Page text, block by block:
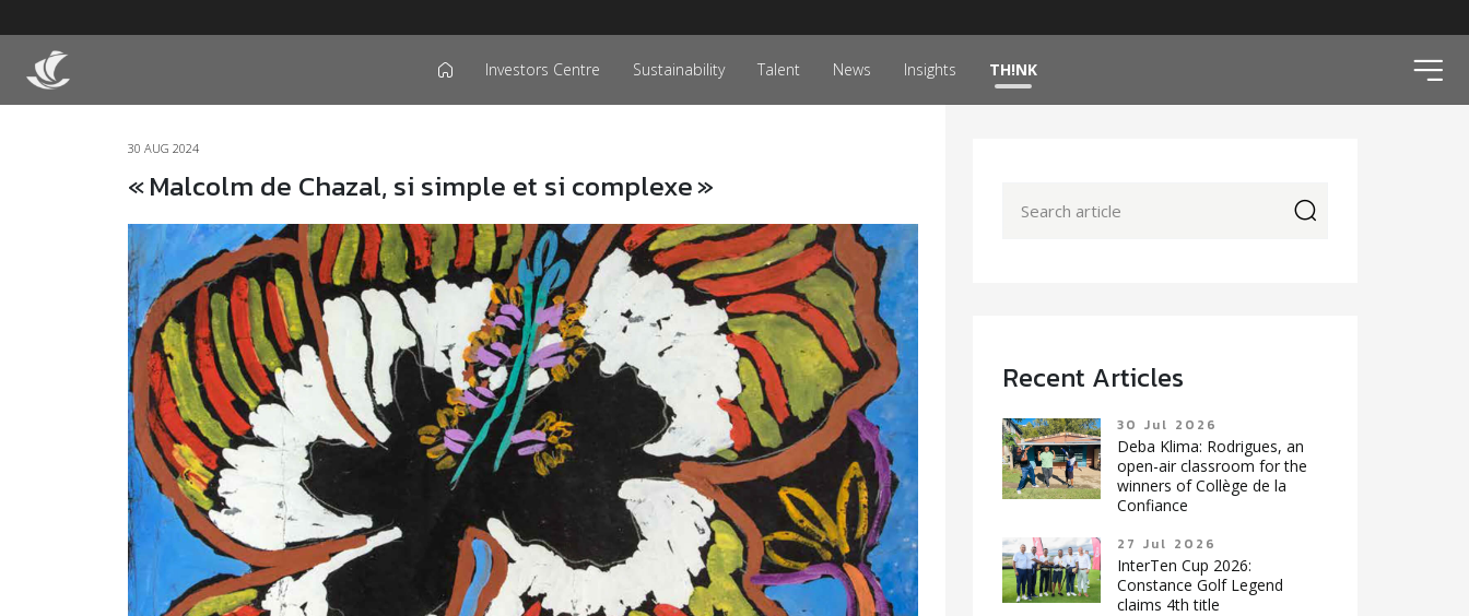
icon Investors Centre Sustainability Talent News Insights TH!NK
30 AUG 2024
« Malcolm de Chazal, si simple et si complexe »
Recent Articles
30 Jul 2026
Deba Klima: Rodrigues, an
open-air classroom for the
winners of Collège de la
Confiance
27 Jul 2026
InterTen Cup 2026:
Constance Golf Legend
claims 4th title